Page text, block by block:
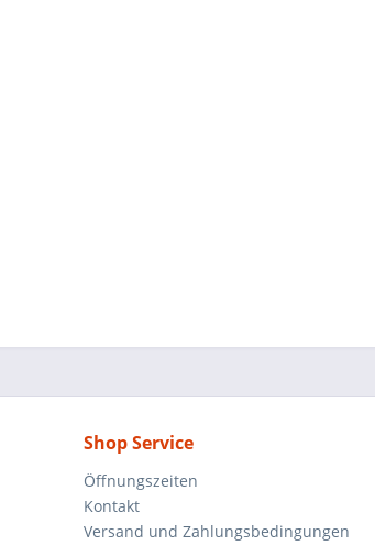
Shop Service
Öffnungszeiten
Kontakt
Versand und Zahlungsbedingungen